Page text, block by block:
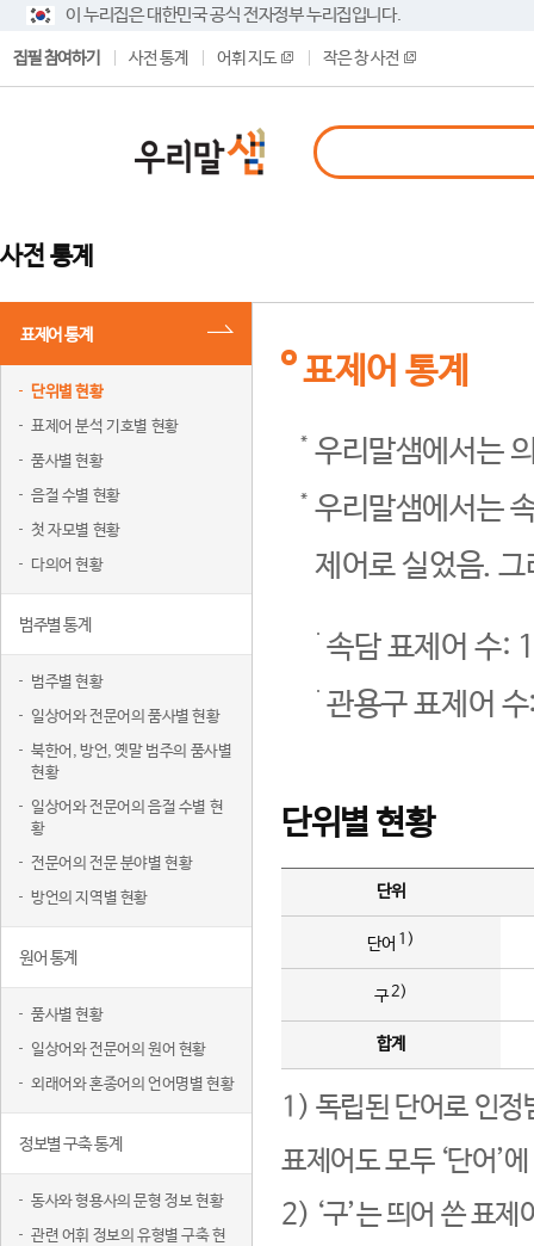
이 누리집은 대한민국 공식 전자정부 누리집입니다.
집필 참여하기 사전 통계 어휘 지도 작은 창 사전
사전 통계
표제어 통계
단위별 현황
표제어 분석 기호별 현황
품사별 현황
음절 수별 현황
첫 자모별 현황
다의어 현황
범주별 통계
범주별 현황
일상어와 전문어의 품사별 현황
북한어, 방언, 옛말 범주의 품사별
현황
일상어와 전문어의 음절 수별 현
황
전문어의 전문 분야별 현황
방언의 지역별 현황
원어 통계
품사별 현황
일상어와 전문어의 원어 현황
외래어와 혼종어의 언어명별 현황
정보별 구축 통계
동사와 형용사의 문형 정보 현황
관련 어휘 정보의 유형별 구축 현
표제어 통계
우리말샘에서는
우리말샘에서는
제어로 실었음.
속담 표제어 수:
관용구 표제어
단위별 현황
단위
단어 1)
구2)
합계
1) 독립된 단어로 인정
표제어도 모두 ‘단어’
2) ‘구’는 띄어 쓴 표